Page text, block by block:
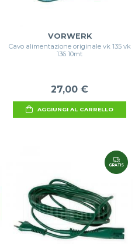
VORWERK
Cavo alimentazione originale vk 135 vk
136 10mt
27,00 €
AGGIUNGI AL CARRELLO
GRATIS